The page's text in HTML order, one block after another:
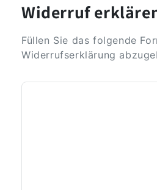
Widerruf
Füllen Sie das folgende
Widerrufserklärung